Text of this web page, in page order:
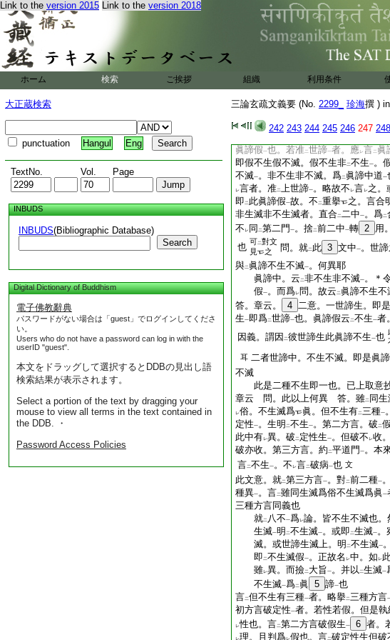
Link to the version 2015 Link to the version 2018
ホーム 検索 ご挨拶 組織 利用条件
大正蔵検索
punctuation Hangul Eng
TextNo. Vol. Page
INBUDS
INBUDS(Bibliographic Database)
Search
Digital Dictionary of Buddhism
電子佛教辭典
パスワードがない場合は「guest」でログインしてくださ
い。
Users who do not have a password can log in with the
userID "guest".
本文をドラッグして選択するとDDBの見出し語
検索結果が表示されます。
Select a portion of the text by dragging your
mouse to view all terms in the text contained in
the DDB. ・
Password Access Policies
三論玄疏文義要 (No. 2299_ 珍海撰 )
242 243 244 245 246 247 248
亦是漸捨門義也
已上第二方言
章云。第三方言云。世諦即假生假滅
生。假滅不滅。不生不滅。爲二世諦中
眞諦中道 。二諦合明
非生滅非不生滅
文
15 不生等一者。明 二世諦中一。此是
非レ 破二假生一 。以 レ明二 不 16 生一 也。言
眞諦中道 者。此直明 眞諦中
眞諦假一也。若准二世諦一者。應レ言二 眞
即假不生假不滅。假不生非二不生一。
不滅一。非不生非不滅。爲二 眞諦中道一
レ言者。准二上世諦一。略故不 レ言レ之。
即 二 此眞諦假一故。不 二重擧 之。言合
非生滅非不生滅者。直合二二中一。爲二
不 レ 同 二第二門 一。捨二前二中一轉 2 用
也 可二對文
見
之 問。就二 此 3 文中一。世諦
與二 眞諦不生不滅一。何異耶
眞諦中。云 二非不生非不滅一。＊
假一。而爲レ問。故云 二 眞諦不生不
答。章云。
4 二意。一世諦生。即
生一即爲二世諦一也。眞諦假云 二不生一者
因義。謂因 二彼世諦生此眞諦不生一也
耳 二者世諦中。不生不滅。即是眞
不滅
此是二種不生即一也。已上取意
章云 問。此以上何異 答。雖二 同
レ俗。不生滅爲 眞。但不生有二三種一
定性一。生明 二不生一。第二方言。破 二
此中有レ異。破 二 定性生一。但破不 レ收
破亦收。第三方言。約 二平道門 一。本
言二不生一。不 レ言二破病一也 文
此文意。就二第三方言一。對二前二種一
種異一。言二雖同生滅爲俗不生滅爲眞一
三種方言同義也
就二 八不一爲レ論。皆不生不滅也。
生滅一明 二不生滅一。或即 二生滅一。
滅。或世諦生滅上。明 二不生滅一
即 二不生滅假一。正故名 レ中。如 レ
雖レ異。而撿二 大旨一。并以 二生滅一
不生滅一爲二 眞 5 諦一也
言二但不生有三種一者。略擧二三種方言
初方言破定性一者。若性若假。但是執
レ性也。言二第二方言破假生一 6 者。
レ理。且判爲レ假也。言二破定性生但破